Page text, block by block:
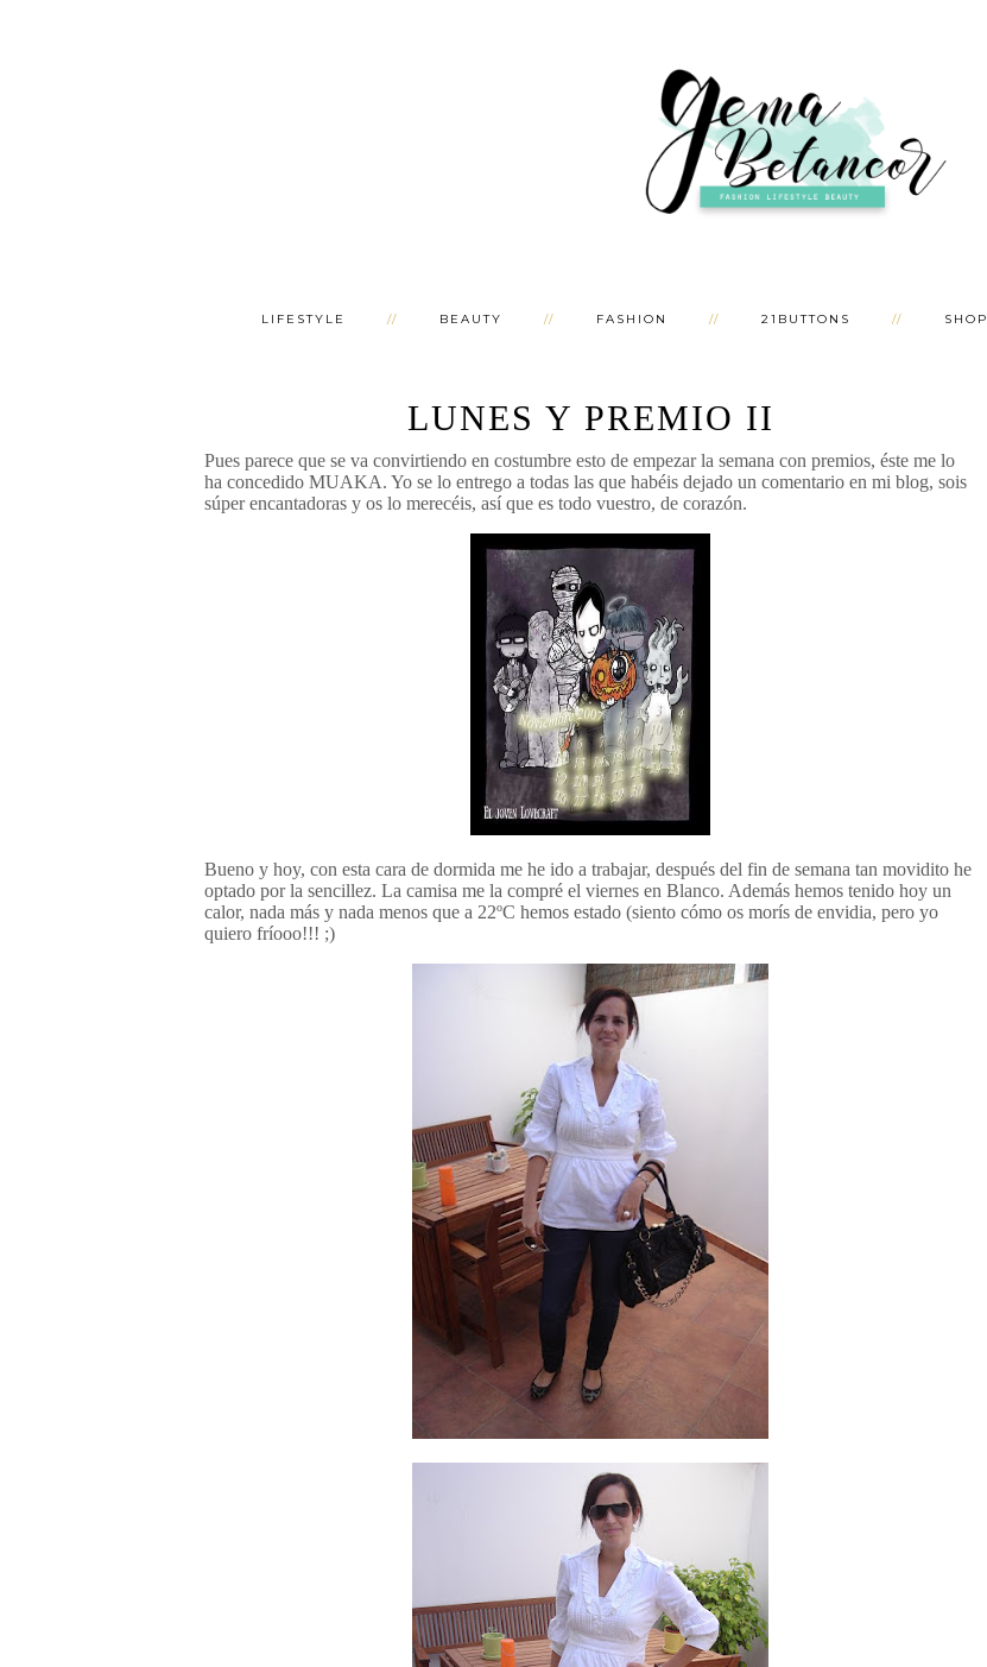
LIFESTYLE BEAUTY FASHION 21BUTTONS SHOP
LUNES Y PREMIO II
Pues parece que se va convirtiendo en costumbre esto de empezar la semana con premios, éste me lo
ha concedido MUAKA. Yo se lo entrego a todas las que habéis dejado un comentario en mi blog, sois
súper encantadoras y os lo merecéis, así que es todo vuestro, de corazón.
Bueno y hoy, con esta cara de dormida me he ido a trabajar, después del fin de semana tan movidito he
optado por la sencillez. La camisa me la compré el viernes en Blanco. Además hemos tenido hoy un
calor, nada más y nada menos que a 22ºC hemos estado (siento cómo os morís de envidia, pero yo
quiero fríooo!!! ;)